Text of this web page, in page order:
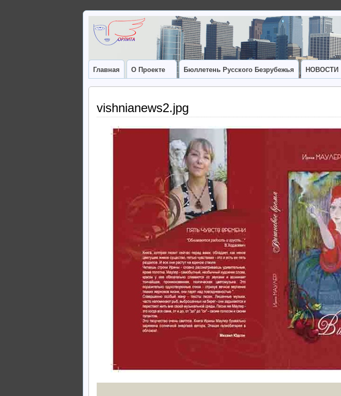
Главная О Проекте Бюллетень Русского Безрубежья НОВОСТИ
vishnianews2.jpg